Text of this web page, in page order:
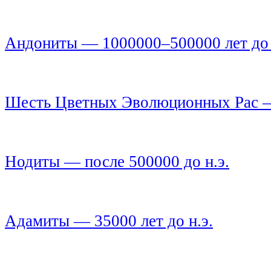
Андониты — 1000000–500000 лет до
Шесть Цветных Эволюционных Рас
Нодиты — после 500000 до н.э.
Адамиты — 35000 лет до н.э.